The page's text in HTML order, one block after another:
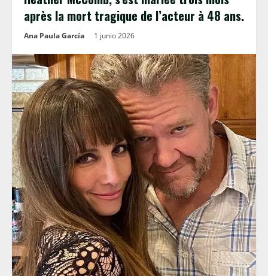
après la mort tragique de l’acteur à 48 ans.
Ana Paula García 1 junio 2026